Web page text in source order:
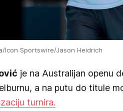
Icon Sportswire/Jason Heidrich
je na Australijan openu
a na putu do titule
turnira.